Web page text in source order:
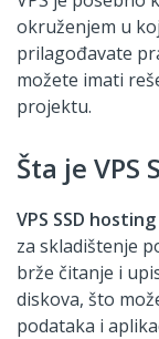
okruženjem u
prilagođavate
možete imati
projektu.
Šta je VPS
VPS SSD hosting
za skladištenje
brže čitanje i
diskova, što
podataka i